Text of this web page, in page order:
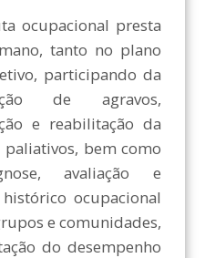
ocupacional presta
tanto no plano
participando da
de agravos,
e reabilitação da
bem como
avaliação e
ocupacional
e comunidades,
do desempenho